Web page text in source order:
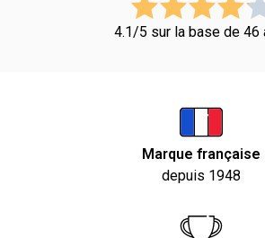
4.1/5 sur la base de 46
Marque française
depuis 1948